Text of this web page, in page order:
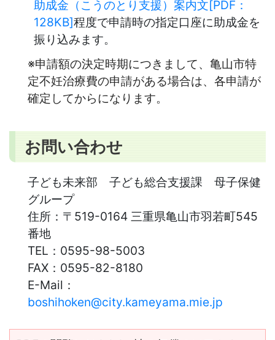
助成金（こうのとり支援）案内文[PDF：
128KB]程度で申請時の指定口座に助成金を
振り込みます。
※申請額の決定時期につきまして、亀山市特
定不妊治療費の申請がある場合は、各申請が
確定してからになります。
お問い合わせ
子ども未来部 子ども総合支援課 母子保健
グループ
住所： 〒519-0164 三重県亀山市羽若町545
番地
TEL： 0595-98-5003
FAX： 0595-82-8180
E-Mail：
boshihoken@city.kameyama.mie.jp